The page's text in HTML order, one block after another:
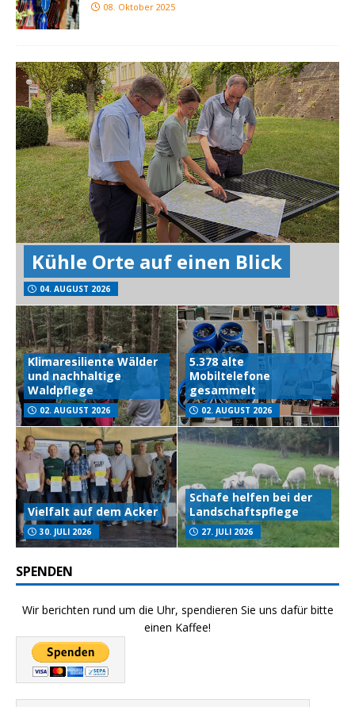
08. Oktober 2025
Kühle Orte auf einen Blick
04. AUGUST 2026
Klimaresiliente Wälder
und nachhaltige
Waldpflege
02. AUGUST 2026
5.378 alte
Mobiltelefone
gesammelt
02. AUGUST 2026
Vielfalt auf dem Acker
30. JULI 2026
Schafe helfen bei der
Landschaftspflege
27. JULI 2026
SPENDEN
Wir berichten rund um die Uhr, spendieren Sie uns dafür bitte
einen Kaffee!